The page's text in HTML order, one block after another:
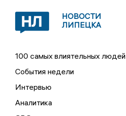
НОВОСТИ
ЛИПЕЦКА
100 самых влиятельных людей
События недели
Интервью
Аналитика